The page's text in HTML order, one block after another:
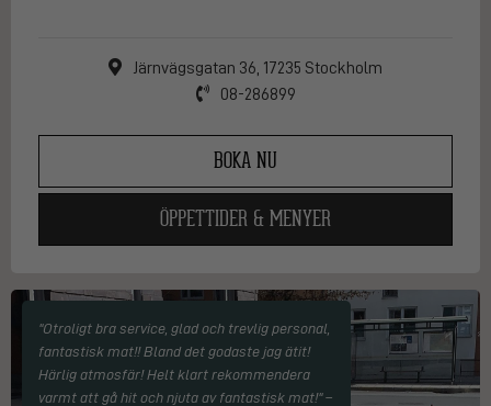
Järnvägsgatan 36, 17235 Stockholm
08-286899
BOKA NU
ÖPPETTIDER & MENYER
"Otroligt bra service, glad och trevlig personal,
fantastisk mat!! Bland det godaste jag ätit!
Härlig atmosfär! Helt klart rekommendera
varmt att gå hit och njuta av fantastisk mat!" –